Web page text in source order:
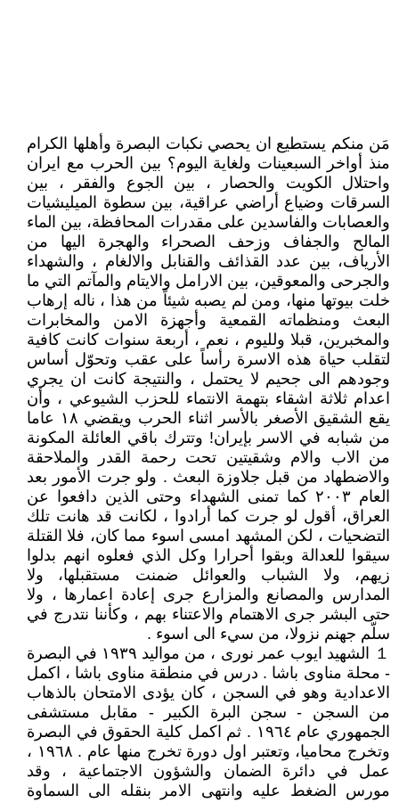
مَن منكم يستطيع ان يحصي نكبات البصرة وأهلها الكرام
منذ أواخر السبعينات ولغاية اليوم؟ بين الحرب مع ايران
واحتلال الكويت والحصار ، بين الجوع والفقر ، بين
السرقات وضياع أراضي عراقية، بين سطوة الميليشيات
والعصابات والفاسدين على مقدرات المحافظة، بين الماء
المالح والجفاف وزحف الصحراء والهجرة اليها من
الأرياف، بين عدد القذائف والقنابل والالغام ، والشهداء
والجرحى والمعوقين، بين الارامل والايتام والمآتم التي ما
خلت بيوتها منها، ومن لم يصبه شيئاً من هذا ، ناله إرهاب
البعث ومنظماته القمعية وأجهزة الامن والمخابرات
والمخبرين، قبلا ولليوم ، نعم ، أربعة سنوات كانت كافية
لتقلب حياة هذه الاسرة رأساً على عقب وتحوّل أساس
وجودهم الى جحيم لا يحتمل ، والنتيجة كانت ان يجري
اعدام ثلاثة اشقاء بتهمة الانتماء للحزب الشيوعي ، وأن
يقع الشقيق الأصغر بالأسر اثناء الحرب ويقضي ١٨ عاما
من شبابه في الاسر بإيران! وتترك باقي العائلة المكونة
من الاب والام وشقيتين تحت رحمة القدر والملاحقة
والاضطهاد من قبل جلاوزة البعث . ولو جرت الأمور بعد
العام ٢٠٠٣ كما تمنى الشهداء وحتى الذين دافعوا عن
العراق، أقول لو جرت كما أرادوا ، لكانت قد هانت تلك
التضحيات ، لكن المشهد امسى اسوء مما كان، فلا القتلة
سيقوا للعدالة وبقوا أحرارا وكل الذي فعلوه انهم بدلوا
زيهم، ولا الشباب والعوائل ضمنت مستقبلها، ولا
المدارس والمصانع والمزارع جرى إعادة اعمارها ، ولا
حتى البشر جرى الاهتمام والاعتناء بهم ، وكأننا نتدرج في
سلّم جهنم نزولا، من سيء الى اسوء .
１ الشهيد ايوب عمر نورى ، من مواليد ١٩٣٩ في البصرة
- محلة مناوى باشا . درس في منطقة مناوى باشا ، اكمل
الاعدادية وهو في السجن ، كان يؤدى الامتحان بالذهاب
من السجن - سجن البرة الكبير - مقابل مستشفى
الجمهوري عام ١٩٦٤ . ثم اكمل كلية الحقوق في البصرة
وتخرج محاميا، وتعتبر اول دورة تخرج منها عام . ١٩٦٨ ،
عمل في دائرة الضمان والشؤون الاجتماعية ، وقد
مورس الضغط عليه وانتهى الامر بنقله الى السماوة